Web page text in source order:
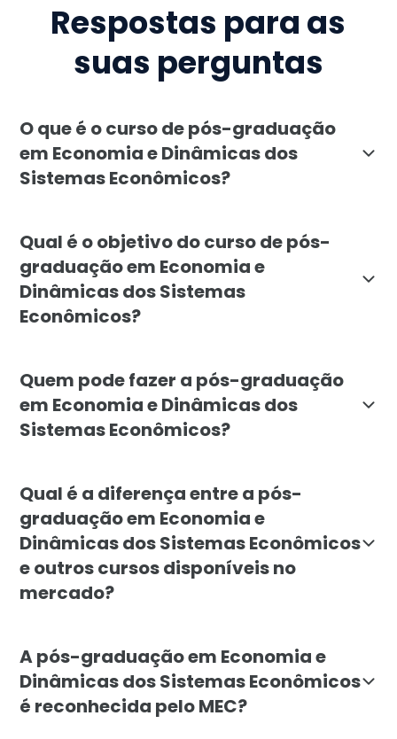
Respostas para as
suas perguntas
O que é o curso de pós-graduação
em Economia e Dinâmicas dos
Sistemas Econômicos?
Qual é o objetivo do curso de pós-
graduação em Economia e
Dinâmicas dos Sistemas
Econômicos?
Quem pode fazer a pós-graduação
em Economia e Dinâmicas dos
Sistemas Econômicos?
Qual é a diferença entre a pós-
graduação em Economia e
Dinâmicas dos Sistemas Econômicos
e outros cursos disponíveis no
mercado?
A pós-graduação em Economia e
Dinâmicas dos Sistemas Econômicos
é reconhecida pelo MEC?